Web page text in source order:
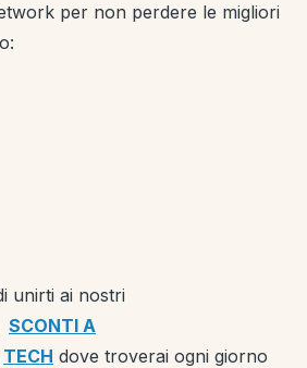
per non perdere le migliori
unirti ai nostri
SCONTI A
TECH dove troverai ogni giorno